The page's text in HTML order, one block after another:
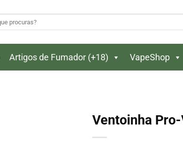
Artigos de Fumador (+18) VapeShop
Ventoinha